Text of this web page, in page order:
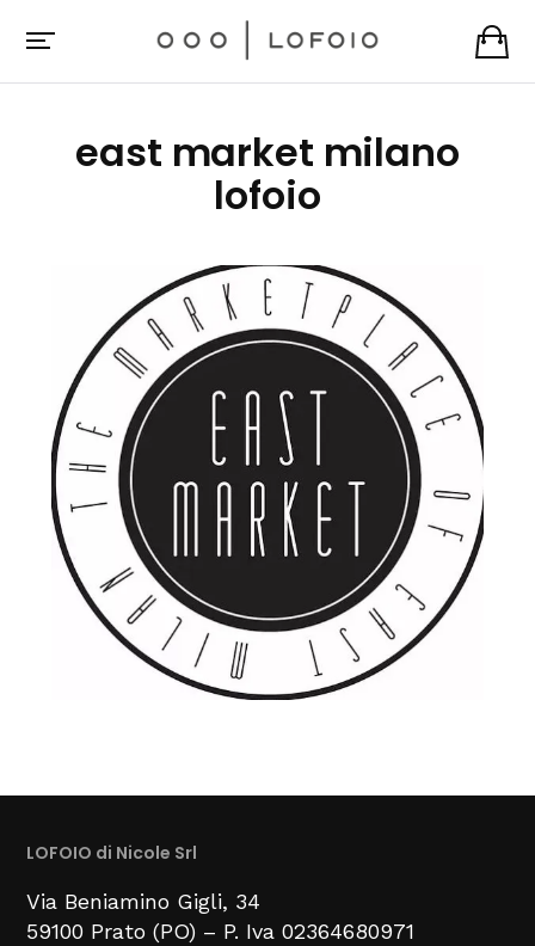
east market milano
lofoio
LOFOIO di Nicole Srl
Via Beniamino Gigli, 34
59100 Prato (PO) – P. Iva 02364680971